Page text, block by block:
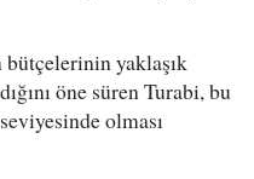
bütçelerinin yaklaşık
öne süren Turabi, bu
olması